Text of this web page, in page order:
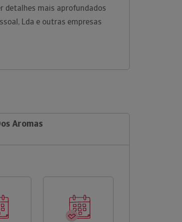
detalhes mais aprofundados
Lda e outras empresas
Aromas